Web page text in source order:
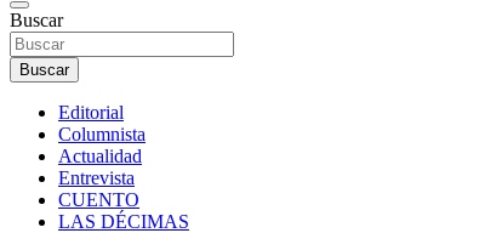
El Unicornio
La realidad supera la fantasía
Buscar
Buscar
Editorial
Columnista
Actualidad
Entrevista
CUENTO
LAS DÉCIMAS